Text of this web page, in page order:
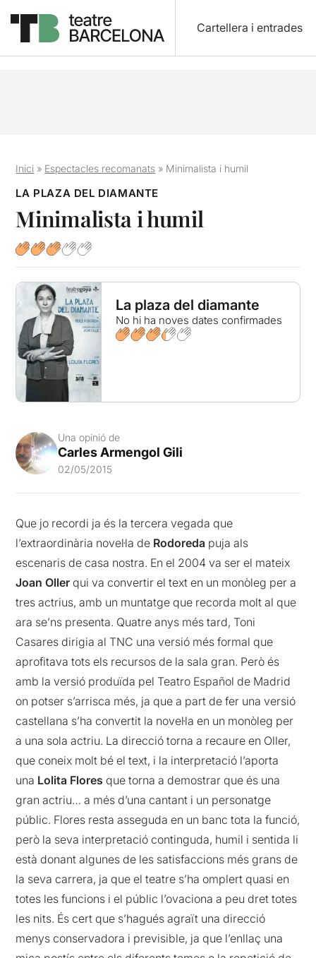
Cartellera i entrades
Inici » Espectacles recomanats » Minimalista i humil
LA PLAZA DEL DIAMANTE
Minimalista i humil
La plaza del diamante
No hi ha noves dates confirmades
Una opinió de
Carles Armengol Gili
02/05/2015
Que jo recordi ja és la tercera vegada que
l’extraordinària novel·la de Rodoreda puja als
escenaris de casa nostra. En el 2004 va ser el mateix
Joan Oller qui va convertir el text en un monòleg per a
tres actrius, amb un muntatge que recorda molt al que
ara se’ns presenta. Quatre anys més tard, Toni
Casares dirigia al TNC una versió més formal que
aprofitava tots els recursos de la sala gran. Però és
amb la versió produïda pel Teatro Español de Madrid
on potser s’arrisca més, ja que a part de fer una versió
castellana s’ha convertit la novel·la en un monòleg per
a una sola actriu. La direcció torna a recaure en Oller,
que coneix molt bé el text, i la interpretació l’aporta
una Lolita Flores que torna a demostrar que és una
gran actriu… a més d’una cantant i un personatge
públic. Flores resta asseguda en un banc tota la funció,
però la seva interpretació continguda, humil i sentida li
està donant algunes de les satisfaccions més grans de
la seva carrera, ja que el teatre s’ha omplert quasi en
totes les funcions i el públic l’ovaciona a peu dret totes
les nits. És cert que s’hagués agraït una direcció
menys conservadora i previsible, ja que l’enllaç una